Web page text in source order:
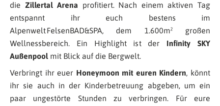
die Zillertal Arena profitiert. Nach einem aktiven Tag
entspannt ihr euch bestens im
Alpenwelt FelsenBAD&SPA, dem 1.600m² großen
Wellnessbereich. Ein Highlight ist der Infinity SKY
Außenpool mit Blick auf die Bergwelt.
Verbringt ihr euer Honeymoon mit euren Kindern, könnt
ihr sie auch in der Kinderbetreuung abgeben, um ein
paar ungestörte Stunden zu verbringen. Für eure